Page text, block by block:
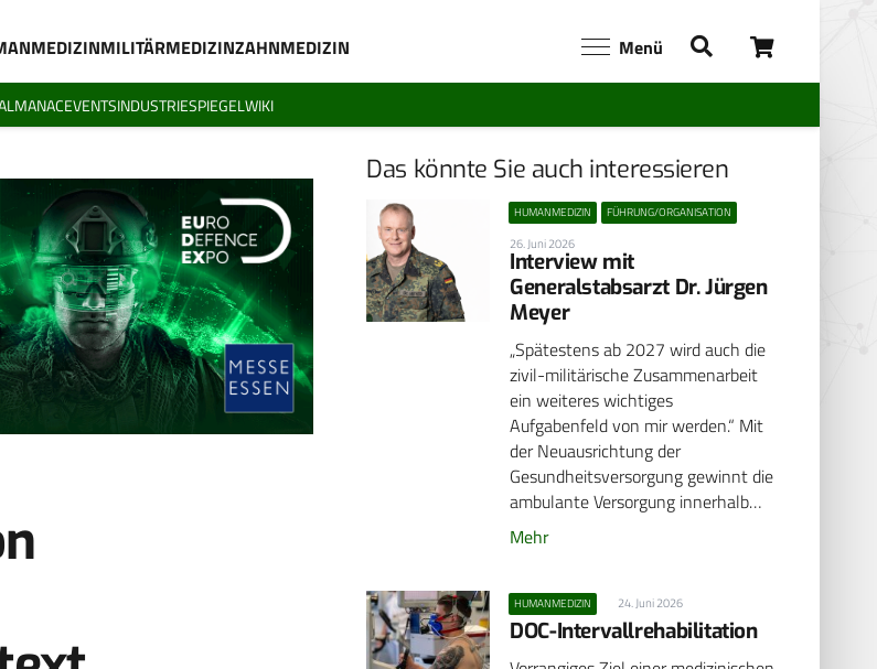
MILITÄRMEDIZINZAHNMEDIZIN Menü
EVENTSINDUSTRIESPIEGELWIKI
Das könnte Sie auch interessieren
HUMANMEDIZIN FÜHRUNG/ORGANISATION
26. Juni 2026
Interview mit
Generalstabsarzt Dr. Jürgen
Meyer
„Spätestens ab 2027 wird auch die
zivil-militärische Zusammenarbeit
ein weiteres wichtiges
Aufgabenfeld von mir werden.“ Mit
der Neuausrichtung der
Gesundheitsversorgung gewinnt die
ambulante Versorgung innerhalb…
Mehr
HUMANMEDIZIN 24. Juni 2026
DOC-Intervallrehabilitation